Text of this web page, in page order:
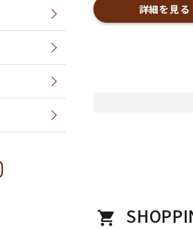
詳細を見る
shopping_cart